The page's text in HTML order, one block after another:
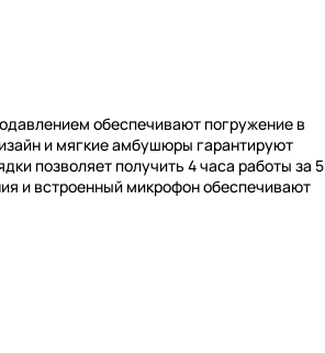
обеспечивают погружение в
и мягкие амбушюры гарантируют
позволяет получить 4 часа работы за 5
и встроенный микрофон обеспечивают